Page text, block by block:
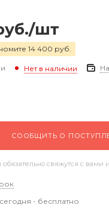
/шт
14 400 руб.
Нет в наличии
СООБЩИТЬ О
свяжутся с вами и
- бесплатно